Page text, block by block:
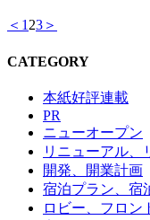
＜ 1 23 ＞
CATEGORY
本紙好評連載
PR
ニューオープン
リニューアル、
開発、開業計画
宿泊プラン、宿
ロビー、フロン